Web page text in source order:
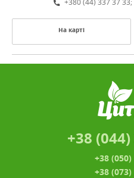
+380 (44) 337 37
На карті
+38
+38
+38